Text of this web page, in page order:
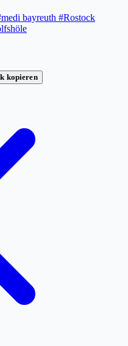
bayreuth #Rostock
kopieren